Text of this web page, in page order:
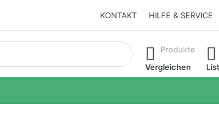
KONTAKT HILFE & SERVICE
tippen, erscheinen automatisch ersteProdukte
Vergleichen